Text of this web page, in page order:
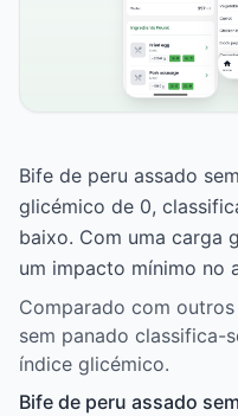
Bife de peru assado
glicémico de 0,
baixo. Com uma carga
um impacto mínimo no
Comparado com
sem panado classifica-
índice glicémico.
Bife de peru assado